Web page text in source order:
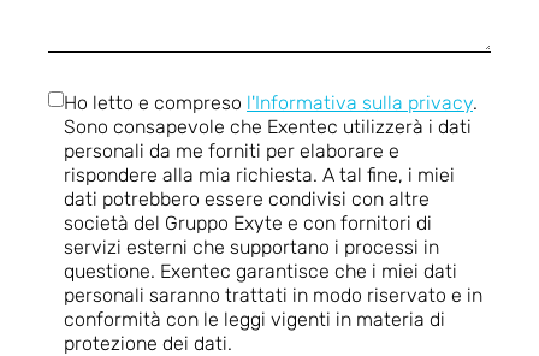
Ho letto e compreso l'Informativa sulla privacy.
Sono consapevole che Exentec utilizzerà i dati
personali da me forniti per elaborare e
rispondere alla mia richiesta. A tal fine, i miei
dati potrebbero essere condivisi con altre
società del Gruppo Exyte e con fornitori di
servizi esterni che supportano i processi in
questione. Exentec garantisce che i miei dati
personali saranno trattati in modo riservato e in
conformità con le leggi vigenti in materia di
protezione dei dati.